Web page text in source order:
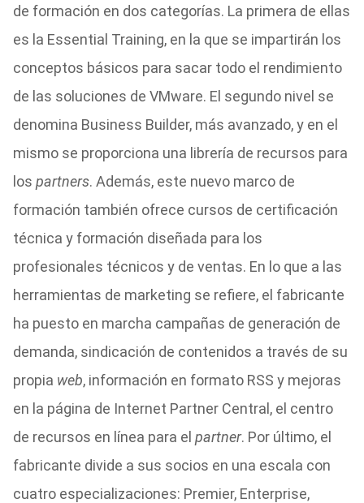
de formación en dos categorías. La primera de ellas
es la Essential Training, en la que se impartirán los
conceptos básicos para sacar todo el rendimiento
de las soluciones de VMware. El segundo nivel se
denomina Business Builder, más avanzado, y en el
mismo se proporciona una librería de recursos para
los partners. Además, este nuevo marco de
formación también ofrece cursos de certificación
técnica y formación diseñada para los
profesionales técnicos y de ventas. En lo que a las
herramientas de marketing se refiere, el fabricante
ha puesto en marcha campañas de generación de
demanda, sindicación de contenidos a través de su
propia web, información en formato RSS y mejoras
en la página de Internet Partner Central, el centro
de recursos en línea para el partner. Por último, el
fabricante divide a sus socios en una escala con
cuatro especializaciones: Premier, Enterprise,